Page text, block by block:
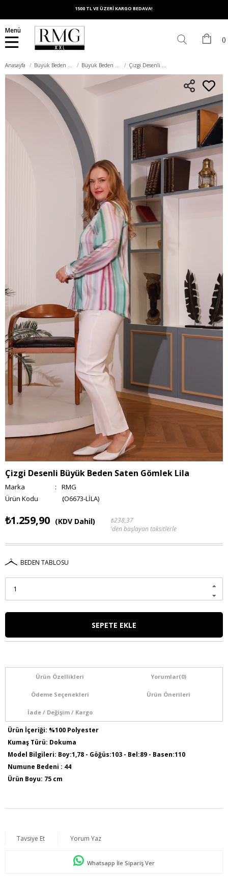
1500 TL VE ÜZERİ KARGO BEDAVA!
Menü
Anasayfa Büyük Beden Üst Giyim Büyük Beden Gömlek Çizgi Desenli Büyük Beden Saten Gömlek Lila
Çizgi Desenli Büyük Beden Saten Gömlek Lila
Marka :
RMG
(O6673-LİLA)
₺1.259,90 (KDV Dahil)
₺238,37
'den başlayan taksitlerle
BEDEN TABLOSU
Ürün Özellikleri Yorumlar(0)
Ödeme Seçenekleri Ürün Önerileri
İade / Değişim / Kargo
Ürün İçeriği: %100 Polyester
Kumaş Türü: Dokuma
Model Bilgileri: Boy:1,78 - Göğüs:103 - Bel:89 - Basen:110
Numune Bedeni : 44
Ürün Boyu: 75 cm
Tavsiye Et Yorum Yaz
Whatsapp İle Sipariş Ver